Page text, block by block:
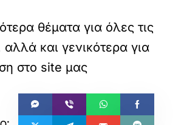
θέματα για όλες τις
και γενικότερα για
στο site μας